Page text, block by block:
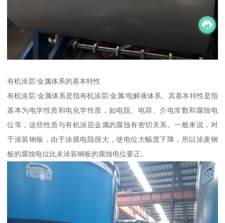
有机涂层/金属体系的基本特性
有机涂层/金属体系是指有机涂层/金属/电解液体系。其基本特性是指
基本为电学性质和电化学性质，如电阻、电容、介电常数和腐蚀电
位等，这些性质与有机涂层金属的腐蚀有密切关系。一般来说，对
于涂装钢板，由于涂膜电阻很大，使电位大幅度下降，所以涂麦钢
板的腐蚀电位比未涂装钢板的腐蚀电位要正。